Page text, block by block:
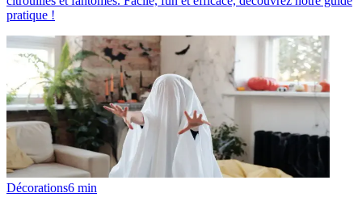
pratique !
Décorations6 min